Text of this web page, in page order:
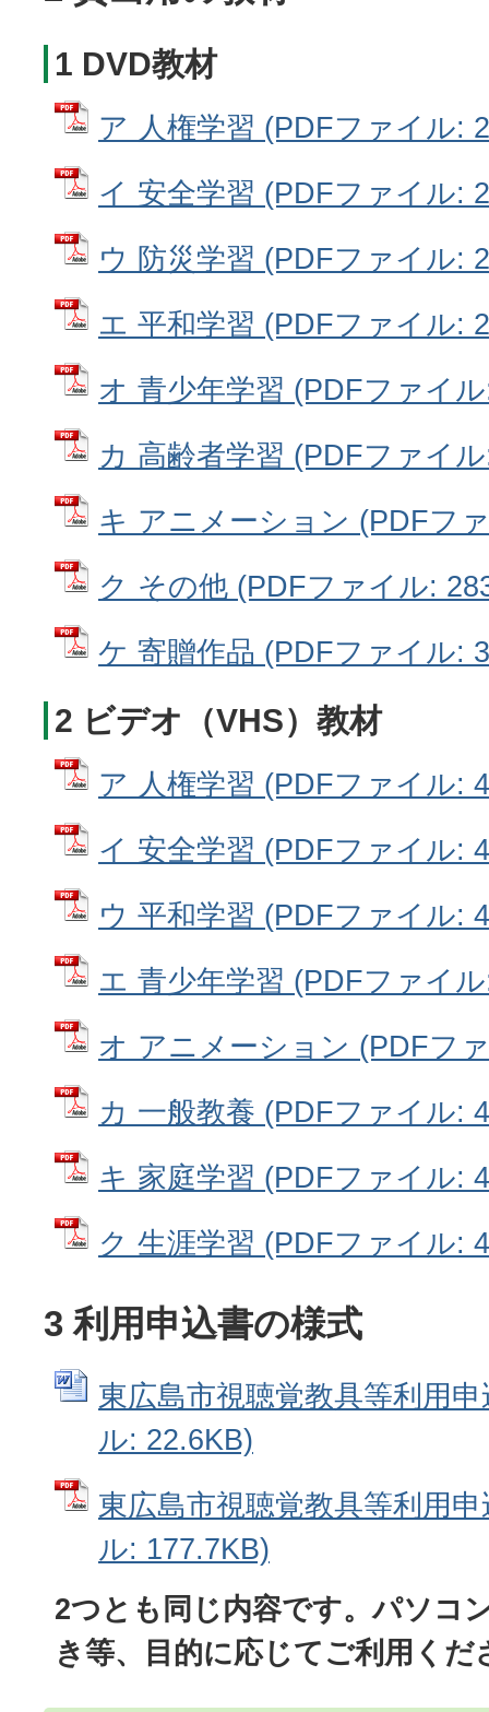
1 DVD教材
ア 人権学習 (PDFファイル:
イ 安全学習 (PDFファイル:
ウ 防災学習 (PDFファイル:
エ 平和学習 (PDFファイル:
オ 青少年学習 (PDFファイ
カ 高齢者学習 (PDFファイ
キ アニメーション (PDFフ
ク その他 (PDFファイル:
ケ 寄贈作品 (PDFファイル:
2 ビデオ（VHS）教材
ア 人権学習 (PDFファイル:
イ 安全学習 (PDFファイル:
ウ 平和学習 (PDFファイル:
エ 青少年学習 (PDFファイ
オ アニメーション (PDFフ
カ 一般教養 (PDFファイル:
キ 家庭学習 (PDFファイル:
ク 生涯学習 (PDFファイル:
3 利用申込書の様式
東広島市視聴覚教具等利用
ル: 22.6KB)
東広島市視聴覚教具等利用
ル: 177.7KB)
2つとも同じ内容です。パソコ
き等、目的に応じてご利用くだ